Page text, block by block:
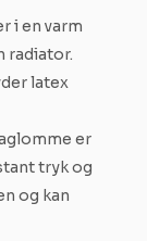
i en varm
radiator.
latex
er
tryk og
og kan